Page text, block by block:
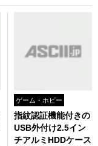
ゲーム・ホビー
指紋認証機能付きの
USB外付け2.5イン
チアルミHDDケース